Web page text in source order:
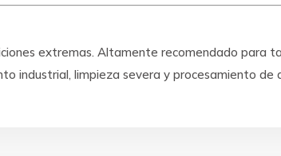
extremas. Altamente recomendado para
industrial, limpieza severa y procesamiento de